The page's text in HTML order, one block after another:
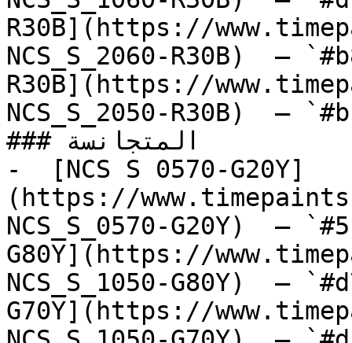
R30B](https://
NCS_S_2060-R30B)  —
R30B](https://
NCS_S_2050-R30B)  —
### المتجانسة
-  [NCS S 0570-G20Y]
(https://
NCS_S_0570-G20Y)  —
G80Y](https://
NCS_S_1050-G80Y)  —
G70Y](https://